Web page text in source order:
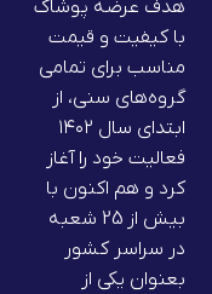
هدف عرضه پوشاک
با کیفیت و قیمت
مناسب برای تمامی
گروه‌های سنی، از
ابتدای سال ۱۴۰۲
فعالیت خود را آغاز
کرد و هم اکنون با
بیش از 25 شعبه
در سراسر کشور
بعنوان یکی از